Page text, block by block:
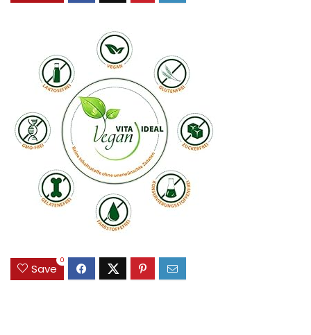
Save
0